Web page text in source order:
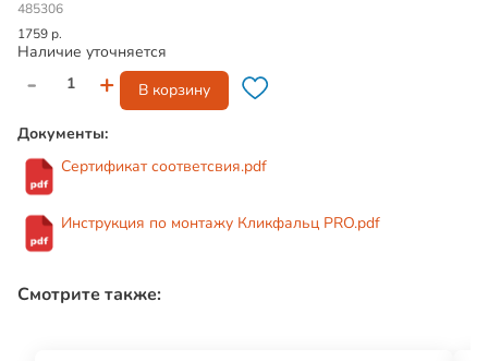
485306
1759 р.
Наличие уточняется
- + В корзину
Документы:
Сертификат соответсвия.pdf
Инструкция по монтажу Кликфальц PRO.pdf
Смотрите также: